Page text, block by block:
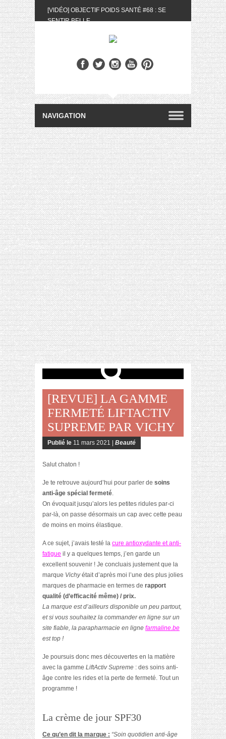
[VIDÉO] OBJECTIF POIDS SANTÉ #68 : SE
SENTIR BELLE
BIOTYFULL BOX DU MOIS DE MAI 2024 FEAT.
[VIDÉO] QUITOQUE #10 : MEAL PREP &
CONVIVIALITÉ
[VIDÉO] UNBOXING : LES MY LITTLE &
BIOTYFULL BOX DU MOIS D’AVRIL 2024
FEAT. AKILA
[VIDÉO] OBJECTIF POIDS SANTÉ #67 : L’AVIS
DES AUTRES, CE N’EST QUE LA VIE DES
AUTRES
[VIDÉO] UNBOXING : LES MY LITTLE &
BIOTYFULL BOX DES MOIS DE FÉVRIER ET
MARS 2024 FEAT. AKILA
[VIDÉO] LA SÉLECTION DU MOIS
#JANVIER2024
[VIDÉO] HELLOFRESH #34 : IDÉES
RECETTES RISOTTO
[REVUE] LA GAMME
FERMETÉ LIFTACTIV
SUPREME PAR VICHY
Publié le 11 mars 2021 | Beauté
Salut chaton !
Je te retrouve aujourd’hui pour parler de soins
anti-âge spécial fermeté.
On évoquait jusqu’alors les petites ridules par-ci
par-là, on passe désormais un cap avec cette peau
de moins en moins élastique.
A ce sujet, j’avais testé la cure antioxydante et anti-
fatigue il y a quelques temps, j’en garde un
excellent souvenir ! Je concluais justement que la
marque Vichyétait d’après moi l’une des plus jolies
marques de pharmacie en termes de rapport
qualité (d’efficacité même) / prix.
La marque est d’ailleurs disponible un peu partout,
et si vous souhaitez la commander en ligne sur un
site fiable, la parapharmacie en ligne farmaline.be
est top !
Je poursuis donc mes découvertes en la matière
avec la gamme LiftActiv Supreme : des soins anti-
âge contre les rides et la perte de fermeté. Tout un
programme !
La crème de jour SPF30
Ce qu’en dit la marque : “Soin quotidien anti-âge